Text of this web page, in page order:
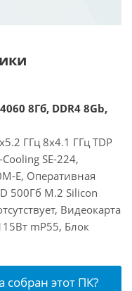
8Гб, DDR4 8Gb,
ГГц 8x4.1 ГГц TDP
SE-224,
E, Оперативная
500Гб M.2 Silicon
Видеокарта
mP55, Блок
собран этот ПК?